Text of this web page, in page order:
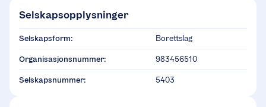
Selskapsopplysninger
Selskapsform: Borettslag
Organisasjonsnummer: 983456510
Selskapsnummer: 5403